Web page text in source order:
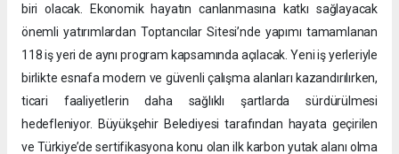
biri olacak. Ekonomik hayatın canlanmasına katkı sağlayacak
önemli yatırımlardan Toptancılar Sitesi’nde yapımı tamamlanan
118 iş yeri de aynı program kapsamında açılacak. Yeni iş yerleriyle
birlikte esnafa modern ve güvenli çalışma alanları kazandırılırken,
ticari faaliyetlerin daha sağlıklı şartlarda sürdürülmesi
hedefleniyor. Büyükşehir Belediyesi tarafından hayata geçirilen
ve Türkiye’de sertifikasyona konu olan ilk karbon yutak alanı olma